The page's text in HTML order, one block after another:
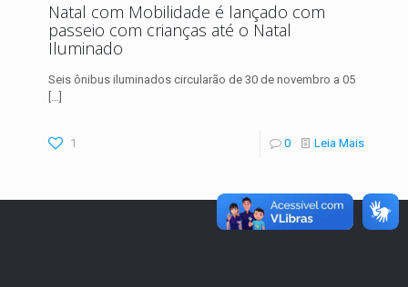
Natal com Mobilidade é lançado com
passeio com crianças até o Natal
Iluminado
Seis ônibus iluminados circularão de 30 de novembro a 05
[…]
1 0 Leia Mais